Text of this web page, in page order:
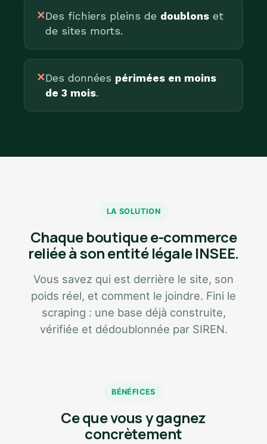
✕Des fichiers pleins de doublons et
de sites morts.
✕Des données périmées en moins
de 3 mois.
LA SOLUTION
Chaque boutique e-commerce
reliée à son entité légale INSEE.
Vous savez qui est derrière le site, son
poids réel, et comment le joindre. Fini le
scraping : une base déjà construite,
vérifiée et dédoublonnée par SIREN.
BÉNÉFICES
Ce que vous y gagnez
concrètement